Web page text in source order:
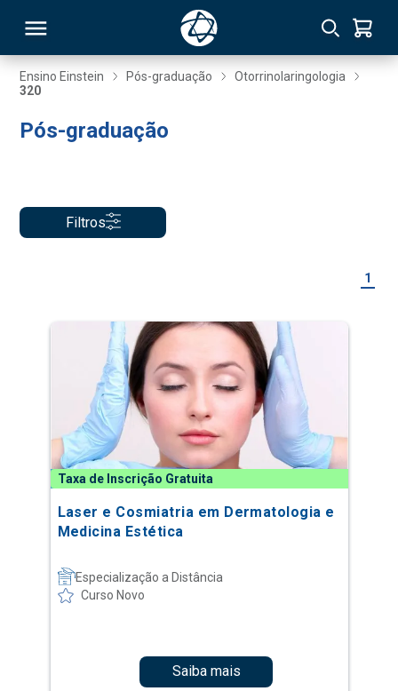
Ensino Einstein Pós-graduação
Otorrinolaringologia
320
Pós-graduação
Filtros
1
Taxa de Inscrição Gratuita
Laser e Cosmiatria em Dermatologia e
Medicina Estética
Especialização a Distância
Curso Novo
Saiba mais